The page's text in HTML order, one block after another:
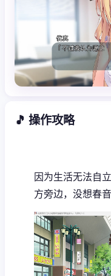
🎵 操作攻略
因为生活无法自
方旁边，没想春